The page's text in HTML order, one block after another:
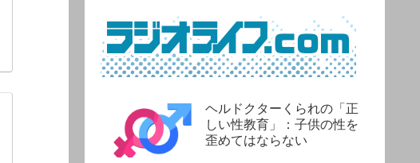
ヘルドクターくられの「正
しい性教育」：子供の性を
歪めてはならない